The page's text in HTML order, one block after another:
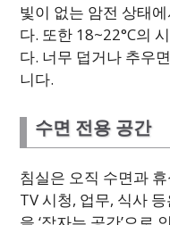
빛이 없는 암전 상태
다. 또한 18~22°C의
다. 너무 덥거나 추우
니다.
수면 전용 공간
침실은 오직 수면과
TV 시청, 업무, 식사